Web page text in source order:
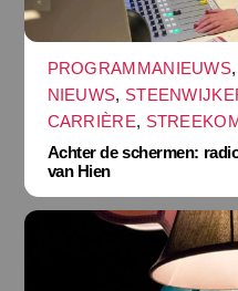
PROGRAMMANIEUWS,
NIEUWS,
CARRIÈRE,
Achter de schermen:
van Hien